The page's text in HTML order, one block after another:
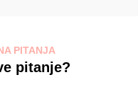
PITANJA
pitanje?